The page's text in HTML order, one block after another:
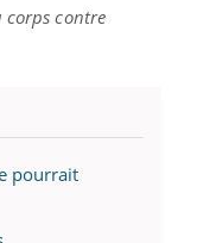
corps contre
pourrait